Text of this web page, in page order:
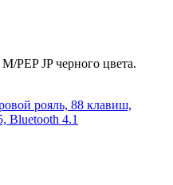
PEP JP черного цвета.